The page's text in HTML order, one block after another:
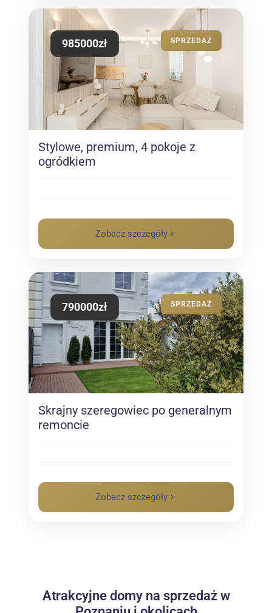
985000zł SPRZEDAŻ
Stylowe, premium, 4 pokoje z
ogródkiem
Zobacz szczegóły
790000zł SPRZEDAŻ
Skrajny szeregowiec po generalnym
remoncie
Zobacz szczegóły
Atrakcyjne domy na sprzedaż w